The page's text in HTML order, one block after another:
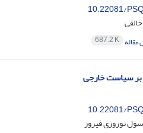
10.22081/
687.2 K
بر سیاست خارجی
10.22081/
نوروزی فیروز